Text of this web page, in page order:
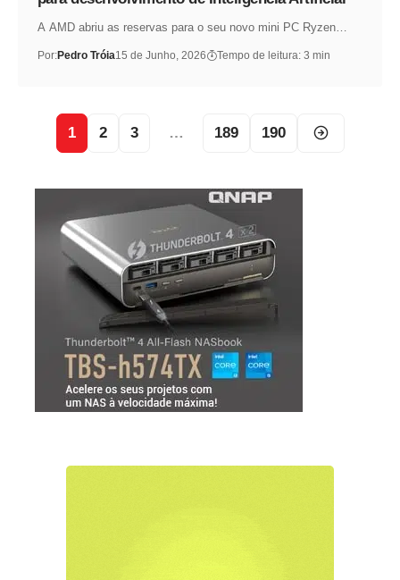
A AMD abriu as reservas para o seu novo mini PC Ryzen…
Por:Pedro Tróia15 de Junho, 2026 Tempo de leitura: 3 min
1 2 3 … 189 190